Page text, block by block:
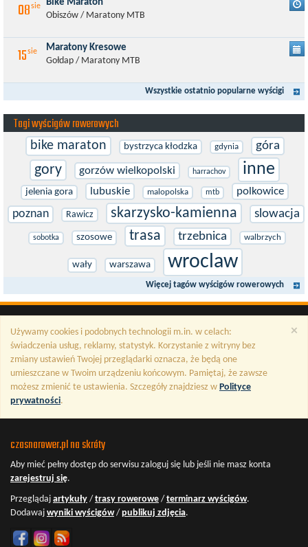
08sie
Obiszów / Maratony MTB
15sie Maratony Kresowe
Gołdap / Maratony MTB
Wszystkie ostatnio popularne wyścigi
Tagi wyścigów rowerowych
bike maraton bystrzyca kłodzka gdynia góra
gory gorzów wielkopolski harrachov inne
jelenia gora lubuskie malopolska mtb polkowice
poznan Rawicz skarzysko-kamienna slowacja
sobotka szosowe trasa trzebnica walbrzych
wały warszawa wroclaw
Więcej tagów wyścigów rowerowych
×
Używamy cookies i podobnych technologii m.in. w celach:
świadczenia usług, reklamy, statystyk. Korzystanie z witryny bez
zmiany ustawień Twojej przeglądarki oznacza, że będą one
umieszczane w Twoim urządzeniu końcowym. Pamiętaj, że zawsze
możesz zmienić te ustawienia. Szczegóły znajdziesz w Polityce
prywatności.
czasnarower.pl na skróty
Aby mieć pełny dostęp do serwisu zaloguj się lub jeśli nie masz konta
zarejestruj się.
Przeglądaj artykuły / trasy rowerowe / terminarz wyścigów.
Dodawaj wyniki wyścigów/ publikuj zdjęcia.